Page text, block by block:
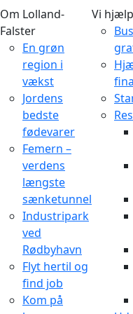
Om Lolland-
Falster
En grøn
region i
vækst
Jordens
bedste
fødevarer
Femern –
verdens
længste
sænketunnel
Industripark
ved
Rødbyhavn
Flyt hertil og
find job
Kom på
Vi